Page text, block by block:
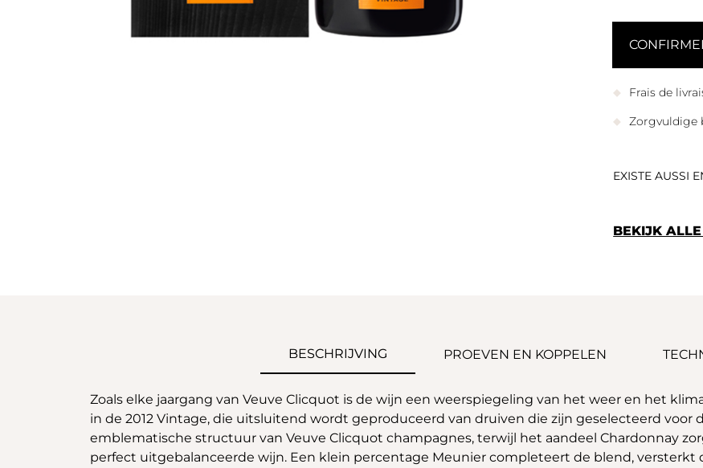
Frais de
Zorgvuldige
EXISTE AUSSI
BEKIJK
BESCHRIJVING PROEVEN EN KOPPELEN
Zoals elke jaargang van Veuve Clicquot is de wijn een weerspiegeling van het weer en het
in de 2012 Vintage, die uitsluitend wordt geproduceerd van druiven die zijn geselecteerd voor
emblematische structuur van Veuve Clicquot champagnes, terwijl het aandeel Chardonnay
perfect uitgebalanceerde wijn. Een klein percentage Meunier completeert de blend, versterkt